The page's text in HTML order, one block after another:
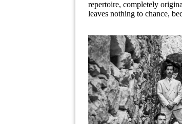
repertoire, completely
leaves nothing to chance,